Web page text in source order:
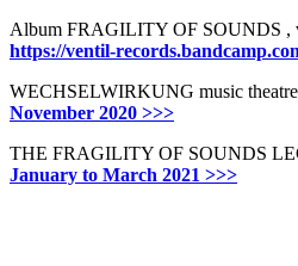
Album FRAGILITY OF SOUNDS ,
https://ventil-
WECHSELWIRKUNG music
November 2020 >>>
THE FRAGILITY OF SOUNDS
January to March 2021 >>>